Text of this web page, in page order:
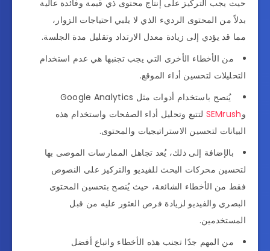
حيث يجب التركيز على إنتاج محتوى ذي قيمة وفائدة عالية
بدلاً من المحتوى الرديء الذي لا يلبي احتياجات الزوار،
مما قد يؤدي إلى زيادة معدل الارتداد وتقليل مدة الجلسة.
من الأخطاء الأخرى التي يجب تجنبها هي عدم استخدام
التحليلات لتحسين أداء الموقع.
يُنصح باستخدام أدوات مثل Google Analytics
وSEMrush لتتبع وتحليل أداء الصفحات واستخدام هذه
البيانات لتحسين الاستراتيجيات والمحتوى.
بالإضافة إلى ذلك، يُعد تجاهل الممارسات الموصى بها
لتحسين محركات البحث للفيديو والتركيز على النصوص
فقط من الأخطاء الشائعة، حيث يُنصح بتحسين المحتوى
البصري والفيديو لزيادة فرص العثور عليه من قبل
المستخدمين.
من المهم جدًا تجنب هذه الأخطاء واتباع أفضل